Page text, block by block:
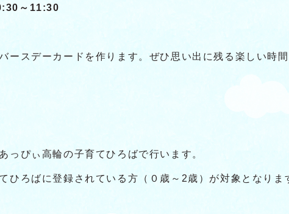
～11:30
ースデーカードを作ります。ぜひ思い出に残る楽しい時
っぴぃ高輪の子育てひろばで行います。
ひろばに登録されている方（０歳～2歳）が対象となりま